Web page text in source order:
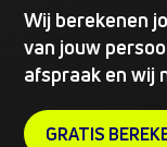
Wij berekenen
van jouw
afspraak en wij
GRATIS